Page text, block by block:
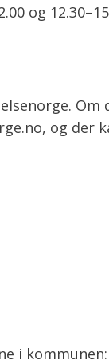
og
og der
i kommunen: